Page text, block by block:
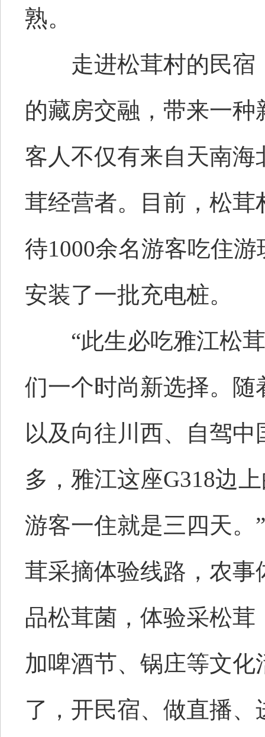
熟。
走进松茸村的民宿
的藏房交融，带来一
客人不仅有来自天南
茸经营者。目前，松
待1000余名游客吃住
安装了一批充电桩。
“此生必吃雅江松茸
们一个时尚新选择。
以及向往川西、自驾
多，雅江这座G318边
游客一住就是三四天。
茸采摘体验线路，农
品松茸菌，体验采松
加啤酒节、锅庄等文
了，开民宿、做直播